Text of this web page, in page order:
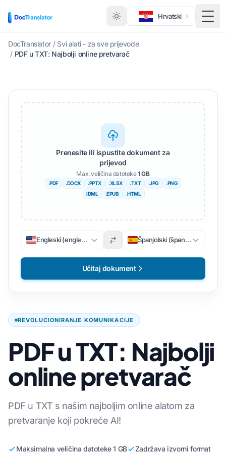
Hrvatski
DocTranslator / Svi alati - za sve prijevode
/ PDF u TXT: Najbolji online pretvarač
REVOLUCIONIRANJE KOMUNIKACIJE
PDF u TXT: Najbolji
online pretvarač
PDF u TXT s našim najboljim online alatom za
pretvaranje koji pokreće AI!
Maksimalna veličina datoteke 1 GB Zadržava izvorni format
Prenesite ili ispustite dokument za
prijevod
Max. veličina datoteke1 GB
.PDF .DOCX .PPTX .XLSX .TXT .JPG
.PNG
.IDML
.EPUB .HTML
Engleski (engleski) Španjolski (španjolski)
Učitaj dokument